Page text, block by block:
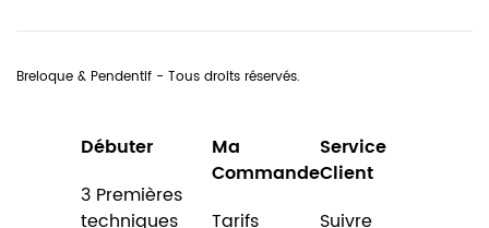
Breloque & Pendentif - Tous droits réservés.
Débuter
3 Premières
techniques
Ma
Commande
Tarifs
Service
Client
Suivre